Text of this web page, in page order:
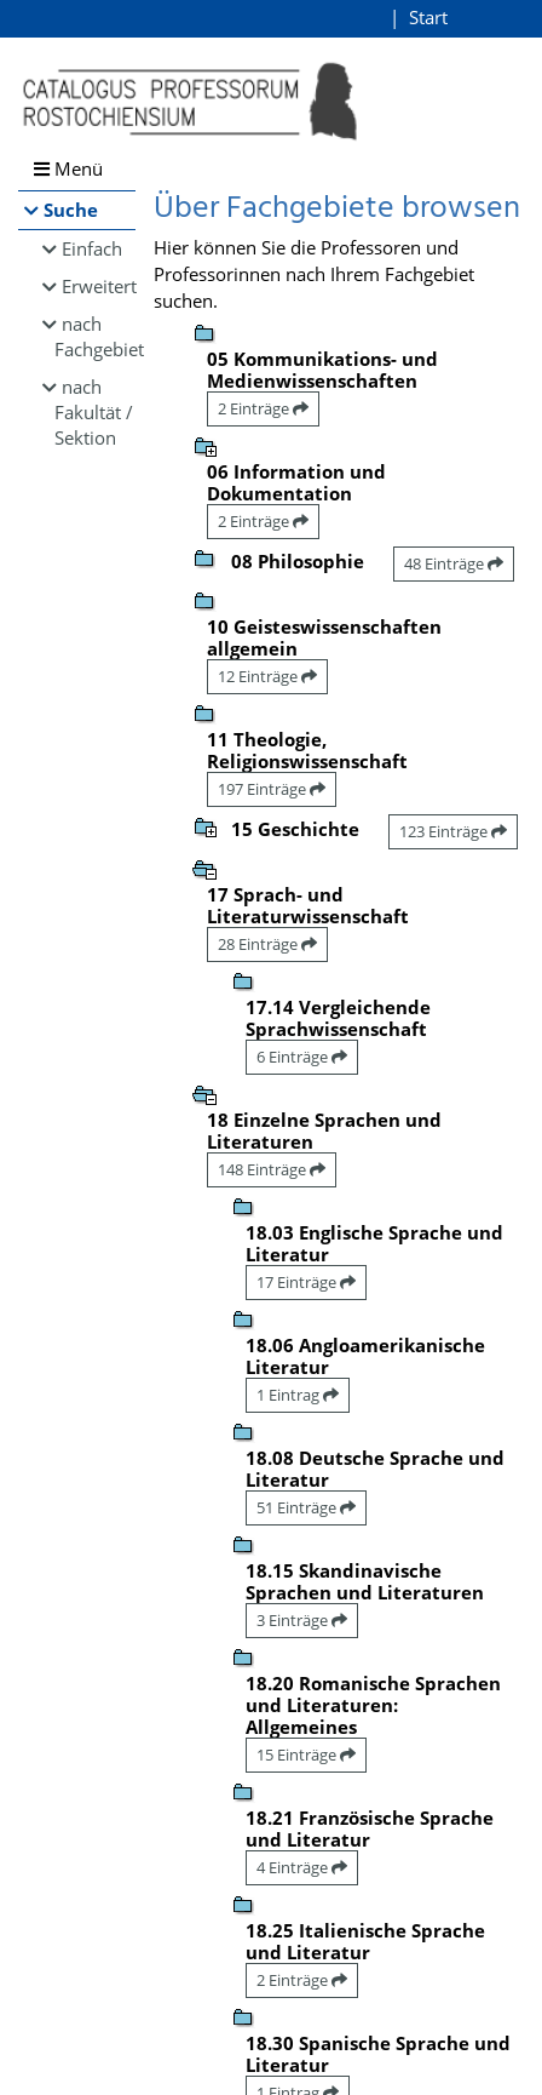
Browsen
direkt zum Inhalt
Start
Menü
Suche
Einfach
Erweitert
nach
Fachgebiet
nach
Fakultät /
Sektion
Über Fachgebiete browsen
Hier können Sie die Professoren und
Professorinnen nach Ihrem Fachgebiet
suchen.
05 Kommunikations- und
Medienwissenschaften
2 Einträge
06 Information und
Dokumentation
2 Einträge
08 Philosophie 48 Einträge
10 Geisteswissenschaften
allgemein
12 Einträge
11 Theologie,
Religionswissenschaft
197 Einträge
15 Geschichte 123 Einträge
17 Sprach- und
Literaturwissenschaft
28 Einträge
17.14 Vergleichende
Sprachwissenschaft
6 Einträge
18 Einzelne Sprachen und
Literaturen
148 Einträge
18.03 Englische Sprache und
Literatur
17 Einträge
18.06 Angloamerikanische
Literatur
1 Eintrag
18.08 Deutsche Sprache und
Literatur
51 Einträge
18.15 Skandinavische
Sprachen und Literaturen
3 Einträge
18.20 Romanische Sprachen
und Literaturen:
Allgemeines
15 Einträge
18.21 Französische Sprache
und Literatur
4 Einträge
18.25 Italienische Sprache
und Literatur
2 Einträge
18.30 Spanische Sprache und
Literatur